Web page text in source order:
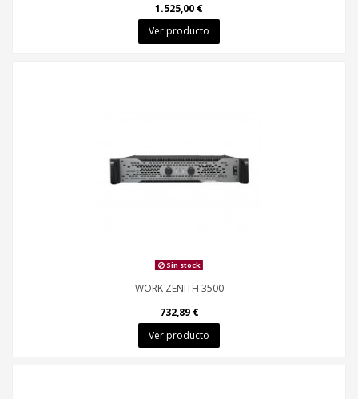
1.525,00 €
Ver producto
Sin stock
WORK ZENITH 3500
732,89 €
Ver producto